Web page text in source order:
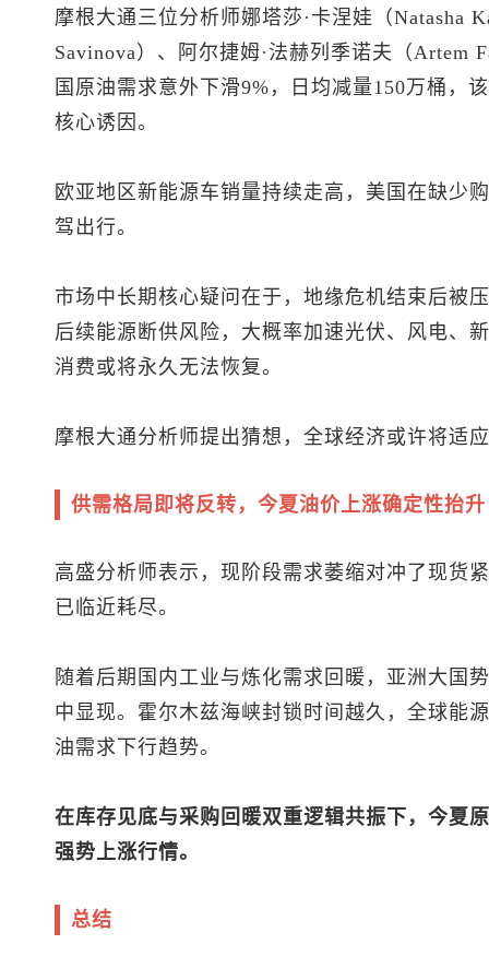
摩根大通三位分析师娜塔莎·卡涅娃（Natasha
Savinova）、阿尔捷姆·法赫列季诺夫（Artem
国原油需求意外下滑9%，日均减量150万桶，
核心诱因。
欧亚地区新能源车销量持续走高，美国在缺少
驾出行。
市场中长期核心疑问在于，地缘危机结束后被
后续能源断供风险，大概率加速光伏、风电、
消费或将永久无法恢复。
摩根大通分析师提出猜想，全球经济或许将适
供需格局即将反转，今夏油价上涨确定性抬升
高盛分析师表示，现阶段需求萎缩对冲了现货
已临近耗尽。
随着后期国内工业与炼化需求回暖，亚洲大国
中显现。霍尔木兹海峡封锁时间越久，全球能
油需求下行趋势。
在库存见底与采购回暖双重逻辑共振下，今夏
强势上涨行情。
总结